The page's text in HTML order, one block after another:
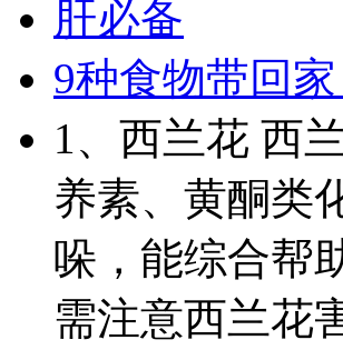
9种食物带回
1、西兰花 西
养素、黄酮类
哚，能综合帮
需注意西兰花